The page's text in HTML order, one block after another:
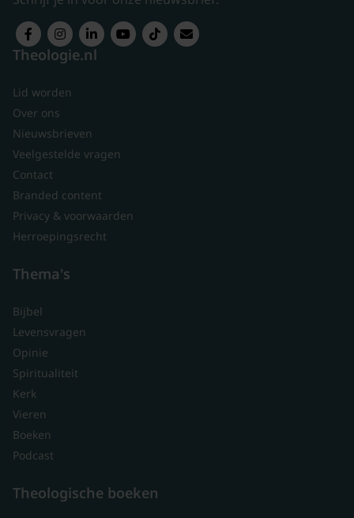
Theologie.nl
Lid worden
Over ons
Nieuwsbrieven
Veelgestelde vragen
Contact
Branded content
Privacy & voorwaarden
Herroepingsrecht
Thema's
Bijbel
Levensvragen
Opinie
Spiritualiteit
Kerk
Vieren
Boeken
Podcast
Theologische boeken